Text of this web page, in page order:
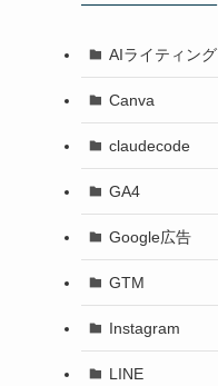
AIライティング
Canva
claudecode
GA4
Google広告
GTM
Instagram
LINE